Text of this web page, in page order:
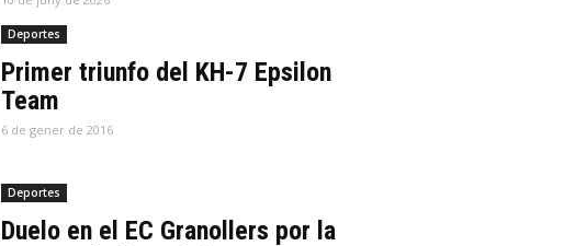
Deportes
Primer triunfo del KH-7 Epsilon
Team
6 de gener de 2016
Deportes
Duelo en el EC Granollers por la